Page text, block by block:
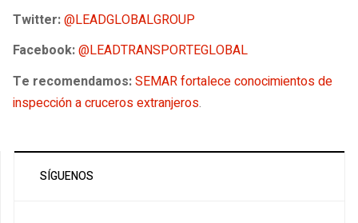
Twitter:@LEADGLOBALGROUP
Facebook:@LEADTRANSPORTEGLOBAL
Te recomendamos:SEMAR fortalece conocimientos de
inspección a cruceros extranjeros.
SÍGUENOS